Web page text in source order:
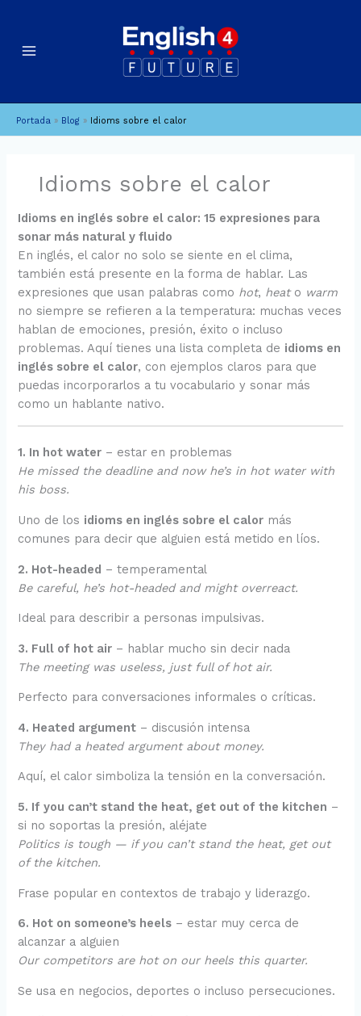
contenido
Portada » Blog » Idioms sobre el calor
Idioms sobre el calor
Idioms en inglés sobre el calor: 15 expresiones para
sonar más natural y fluido
En inglés, el calor no solo se siente en el clima,
también está presente en la forma de hablar. Las
expresiones que usan palabras como hot, heato warm
no siempre se refieren a la temperatura: muchas veces
hablan de emociones, presión, éxito o incluso
problemas. Aquí tienes una lista completa de idioms en
inglés sobre el calor, con ejemplos claros para que
puedas incorporarlos a tu vocabulario y sonar más
como un hablante nativo.
1. In hot water – estar en problemas
He missed the deadline and now he’s in hot water with
his boss.
Uno de los idioms en inglés sobre el calor más
comunes para decir que alguien está metido en líos.
2. Hot-headed – temperamental
Be careful, he’s hot-headed and might overreact.
Ideal para describir a personas impulsivas.
3. Full of hot air – hablar mucho sin decir nada
The meeting was useless, just full of hot air.
Perfecto para conversaciones informales o críticas.
4. Heated argument – discusión intensa
They had a heated argument about money.
Aquí, el calor simboliza la tensión en la conversación.
5. If you can’t stand the heat, get out of the kitchen –
si no soportas la presión, aléjate
Politics is tough — if you can’t stand the heat, get out
of the kitchen.
Frase popular en contextos de trabajo y liderazgo.
6. Hot on someone’s heels – estar muy cerca de
alcanzar a alguien
Our competitors are hot on our heels this quarter.
Se usa en negocios, deportes o incluso persecuciones.
a
i